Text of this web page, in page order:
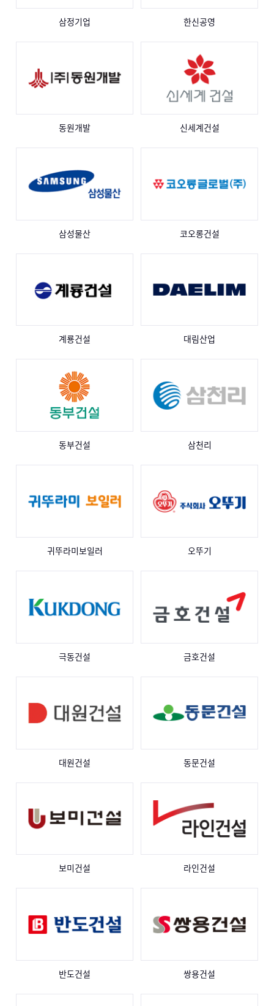
삼정기업 한신공영
동원개발 신세계건설
삼성물산 코오롱건설
계룡건설 대림산업
동부건설 삼천리
귀뚜라미보일러 오뚜기
극동건설 금호건설
대원건설 동문건설
보미건설 라인건설
반도건설 쌍용건설